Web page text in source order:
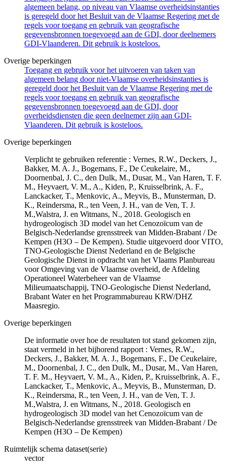
algemeen belang, op niveau van Vlaamse overheidsinstanties
is geregeld door het Besluit van de Vlaamse Regering met de
regels voor toegang en gebruik van geografische
gegevensbronnen toegevoegd aan de GDI, door deelnemers
GDI-Vlaanderen. Dit gebruik is kosteloos.
Overige beperkingen
Toegang en gebruik voor het uitvoeren van taken van
algemeen belang door niet-Vlaamse overheidsinstanties is
geregeld door het Besluit van de Vlaamse Regering met de
regels voor toegang en gebruik van geografische
gegevensbronnen toegevoegd aan de GDI, door
overheidsdiensten die geen deelnemer zijn aan GDI-
Vlaanderen. Dit gebruik is kosteloos.
Overige beperkingen
Verplicht te gebruiken referentie : Vernes, R.W., Deckers, J.,
Bakker, M. A. J., Bogemans, F., De Ceukelaire, M.,
Doornenbal, J. C., den Dulk, M., Dusar, M., Van Haren, T. F.
M., Heyvaert, V. M., A., Kiden, P., Kruisselbrink, A. F.,
Lanckacker, T., Menkovic, A., Meyvis, B., Munsterman, D.
K., Reindersma, R., ten Veen, J. H., van de Ven, T. J.
M.,Walstra, J. en Witmans, N., 2018. Geologisch en
hydrogeologisch 3D model van het Cenozoïcum van de
Belgisch-Nederlandse grensstreek van Midden-Brabant / De
Kempen (H3O – De Kempen). Studie uitgevoerd door VITO,
TNO-Geologische Dienst Nederland en de Belgische
Geologische Dienst in opdracht van het Vlaams Planbureau
voor Omgeving van de Vlaamse overheid, de Afdeling
Operationeel Waterbeheer van de Vlaamse
Milieumaatschappij, TNO-Geologische Dienst Nederland,
Brabant Water en het Programmabureau KRW/DHZ
Maasregio.
Overige beperkingen
De informatie over hoe de resultaten tot stand gekomen zijn,
staat vermeld in het bijhorend rapport : Vernes, R.W.,
Deckers, J., Bakker, M. A. J., Bogemans, F., De Ceukelaire,
M., Doornenbal, J. C., den Dulk, M., Dusar, M., Van Haren,
T. F. M., Heyvaert, V. M., A., Kiden, P., Kruisselbrink, A. F.,
Lanckacker, T., Menkovic, A., Meyvis, B., Munsterman, D.
K., Reindersma, R., ten Veen, J. H., van de Ven, T. J.
M.,Walstra, J. en Witmans, N., 2018. Geologisch en
hydrogeologisch 3D model van het Cenozoïcum van de
Belgisch-Nederlandse grensstreek van Midden-Brabant / De
Kempen (H3O – De Kempen)
Ruimtelijk schema dataset(serie)
vector